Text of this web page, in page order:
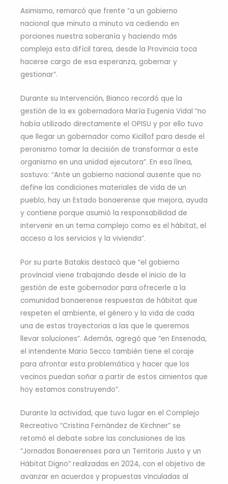
Asimismo, remarcó que frente “a un gobierno
nacional que minuto a minuto va cediendo en
porciones nuestra soberanía y haciendo más
compleja esta difícil tarea, desde la Provincia toca
hacerse cargo de esa esperanza, gobernar y
gestionar”.
Durante su Intervención, Bianco recordó que la
gestión de la ex gobernadora María Eugenia Vidal “no
había utilizado directamente el OPISU y por ello tuvo
que llegar un gobernador como Kicillof para desde el
peronismo tomar la decisión de transformar a este
organismo en una unidad ejecutora”. En esa línea,
sostuvo: “Ante un gobierno nacional ausente que no
define las condiciones materiales de vida de un
pueblo, hay un Estado bonaerense que mejora, ayuda
y contiene porque asumió la responsabilidad de
intervenir en un tema complejo como es el hábitat, el
acceso a los servicios y la vivienda”.
Por su parte Batakis destacó que “el gobierno
provincial viene trabajando desde el inicio de la
gestión de este gobernador para ofrecerle a la
comunidad bonaerense respuestas de hábitat que
respeten el ambiente, el género y la vida de cada
una de estas trayectorias a las que le queremos
llevar soluciones”. Además, agregó que “en Ensenada,
el intendente Mario Secco también tiene el coraje
para afrontar esta problemática y hacer que los
vecinos puedan soñar a partir de estos cimientos que
hoy estamos construyendo”.
Durante la actividad, que tuvo lugar en el Complejo
Recreativo “Cristina Fernández de Kirchner” se
retomó el debate sobre las conclusiones de las
“Jornadas Bonaerenses para un Territorio Justo y un
Hábitat Digno” realizadas en 2024, con el objetivo de
avanzar en acuerdos y propuestas vinculadas al